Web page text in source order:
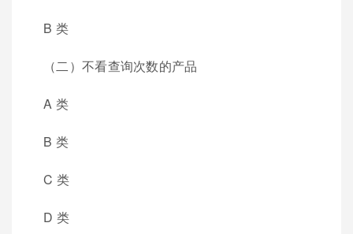
B 类
（二）不看查询次数的产品
A 类
B 类
C 类
D 类